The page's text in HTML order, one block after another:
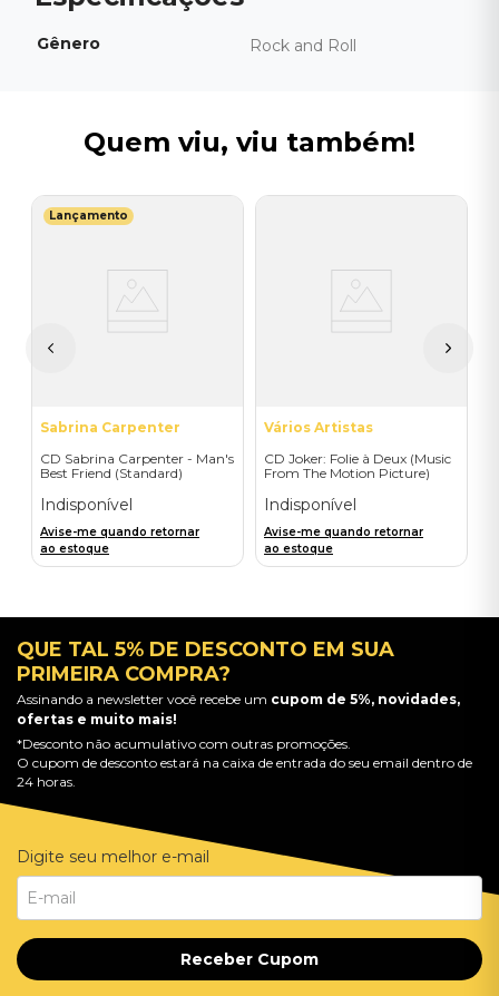
Gênero Rock and Roll
Quem viu, viu também!
Lançamento
Sabrina Carpenter
CD Sabrina Carpenter - Man's
Best Friend (Standard)
Indisponível
Avise-me quando retornar
ao estoque
Vários Artistas
CD Joker: Folie à Deux (Music
From The Motion Picture)
Indisponível
Avise-me quando retornar
ao estoque
QUE TAL 5% DE DESCONTO EM SUA
PRIMEIRA COMPRA?
Assinando a newsletter você recebe um cupom de 5%, novidades,
ofertas e muito mais!
*Desconto não acumulativo com outras promoções.
O cupom de desconto estará na caixa de entrada do seu email dentro de
24 horas.
Digite seu melhor e-mail
Receber Cupom